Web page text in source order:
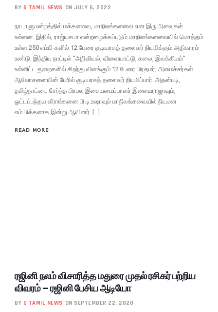
BY G TAMIL NEWS ON JULY 6, 2022
நாடாளுமன்றத்தில் மக்களவை, மாநிலங்களவை என இரு அவைகள்
உள்ளன. இதில், ராஜ்யசபா என்றழைக்கப்படும் மாநிலங்களவையில் மொத்தம்
உள்ள 250 எம்பி-களில் 12 பேரை குடியரசுத் தலைவர் நியமிக்கும் அதிகாரம்
உண்டு. இந்திய நாட்டில் “அறிவியல், விளையாட்டு, கலை, இலக்கியம்”
உள்ளிட்ட துறைகளில் சிறந்து விளங்கும் 12 பேரை பிரதமர், அமைச்சர்கள்
ஆலோசனையின் பேரில் குடியரசுத் தலைவர் நியமிப்பார். அதன்படி,
தமிழ்நாட்டை சேர்ந்த பிரபல இசையமைப்பாளர் இளையராஜாவும்,
ஓட்டப்பந்தய வீராங்கனை பி.டி.உஷாவும் மாநிலங்கவையில் நியமன
எம்.பிக்களாக இன்று ஆயினர். […]
READ MORE
ரஜினி நலம் விசாரித்த மதுரை முதல் ரசிகர் பற்றிய
விவரம் – ரஜினி பேசிய ஆடியோ
BY G TAMIL NEWS ON SEPTEMBER 22, 2020